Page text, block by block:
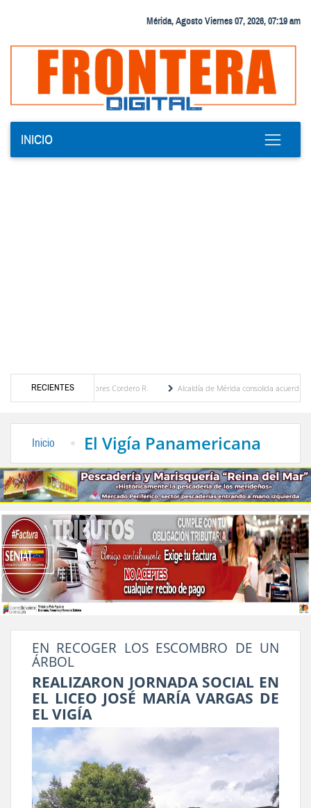
Mérida, Agosto Viernes 07, 2026, 07:19 am
INICIO
RECIENTES
Eugenia Febres Cordero R.
Alcaldía de Mérida consolida acuerdos con
Inicio El Vigía Panamericana
EN RECOGER LOS ESCOMBRO DE UN
ÁRBOL
REALIZARON JORNADA SOCIAL EN
EL LICEO JOSÉ MARÍA VARGAS DE
EL VIGÍA